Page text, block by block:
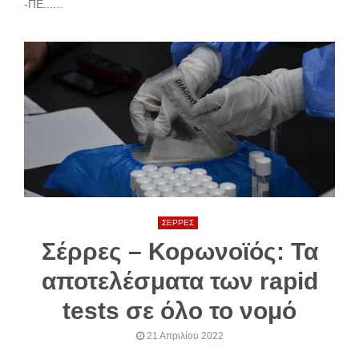
-ΠΕ......
ΣΕΡΡΕΣ
Σέρρες – Κορωνοϊός: Τα
αποτελέσματα των rapid
tests σε όλο το νομό
21 Απριλίου 2022